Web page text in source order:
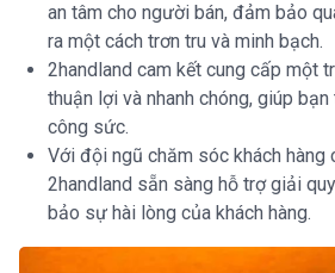
an tâm cho người bán, đảm bảo
ra một cách trơn tru và minh bạch.
2handland cam kết cung cấp một
thuận lợi và nhanh chóng, giúp
công sức.
Với đội ngũ chăm sóc khách hàng
2handland sẵn sàng hỗ trợ giải
bảo sự hài lòng của khách hàng.